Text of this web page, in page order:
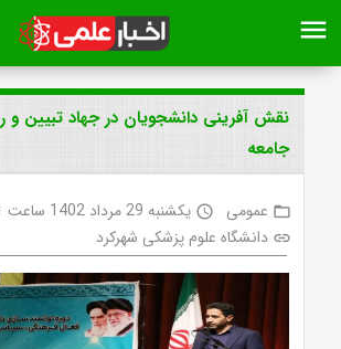
menu
نقش آفرینی دانشجویان در جهاد تبیین و
جامعه
folder_open عمومی access_time یکشنبه 29 مرداد 1402 ساعت 9:1
link دانشگاه علوم پزشکی شهرکرد